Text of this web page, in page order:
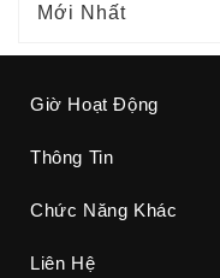
Mới Nhất
Giờ Hoạt Động
Thông Tin
Chức Năng Khác
Liên Hệ